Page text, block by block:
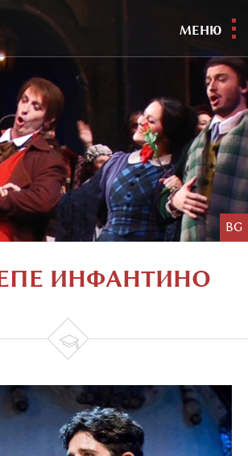
МЕНЮ
BG
ИНФАНТИНО
